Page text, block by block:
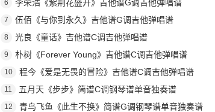
6 李荣浩《紫荆花盛开》吉他谱G调吉他弹唱谱
7 伍佰《与你到永久》吉他谱G调吉他弹唱谱
8 光良《童话》吉他谱C调吉他弹唱谱
9 朴树《Forever Young》吉他谱C调吉他弹唱谱
10 程今《爱是无畏的冒险》吉他谱C调吉他弹唱谱
11 五月天《步步》简谱C调钢琴谱单音独奏谱
12 青鸟飞鱼《此生不换》简谱G调钢琴谱单音独奏谱